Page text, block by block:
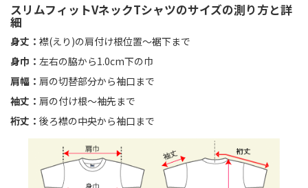
スリムフィットVネックTシャツのサイズの測り方と詳
細
身丈： 襟(えり)の肩付け根位置〜裾下まで
身巾： 左右の脇から1.0cm下の巾
肩幅： 肩の切替部分から袖口まで
袖丈： 肩の付け根〜袖先まで
裄丈： 後ろ襟の中央から袖口まで